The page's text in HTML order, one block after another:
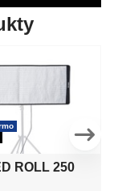
ROLL 250